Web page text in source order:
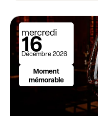
mercredi
16
Décembre 2026
Moment
mémorable